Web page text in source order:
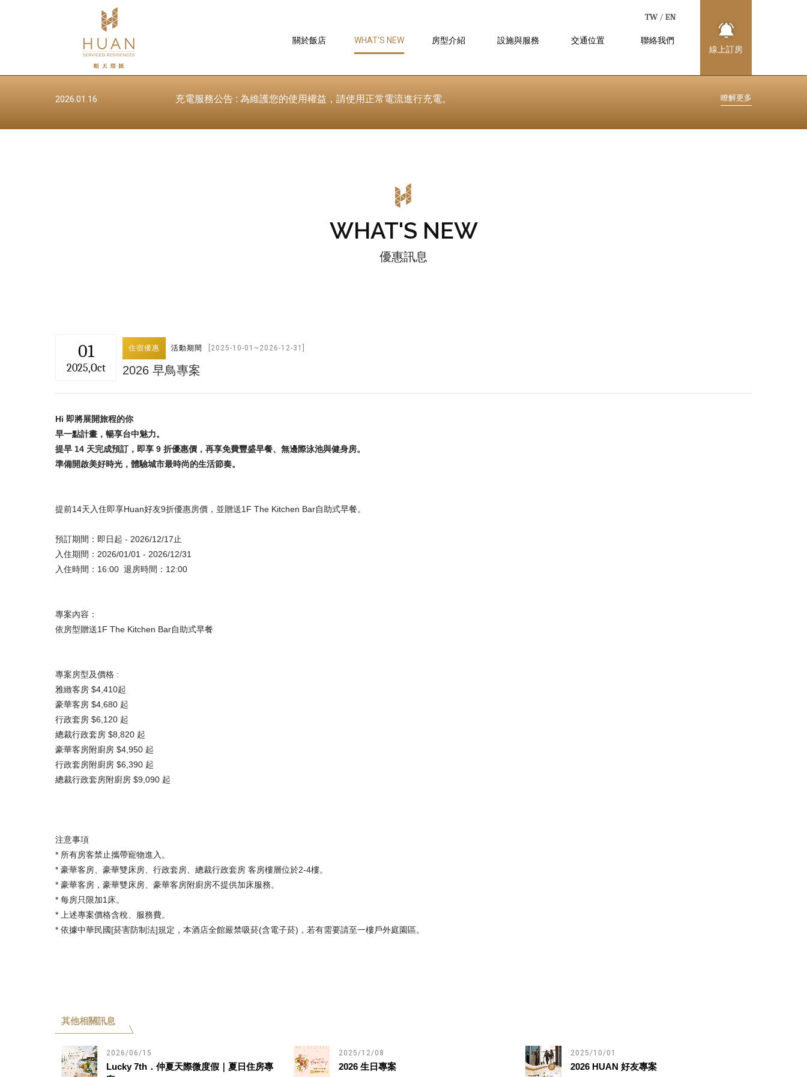
線 上訂房
TW/ EN
關於飯店 WHAT'S NEW 房型介紹 設施與服務 交通位置 聯絡我們
2026.01.16 充電服務公告 : 為維護您的使用權益，請使用正常電流進行充電。 瞭解更多
WHAT'S NEW
優惠訊息
01
2025,Oct
住宿優惠 活動期間 [2025-10-01~2026-12-31]
2026 早鳥專案
Hi 即將展開旅程的你
早一點計畫，暢享台中魅力。
提早 14 天完成預訂，即享 9 折優惠價，再享免費豐盛早餐、無邊際泳池與健身房。
準備開啟美好時光 ，體驗城市最時尚的生活節奏。
提前14天入住即享Huan好友9折優惠房價，並贈送1F The Kitchen Bar自助式早餐。
預訂期間：即日起 - 2026/12/17止
入住期間：2026/01/01 - 2026/12/31
入住時間：16:00 退房時間：12:00
專案內容：
依房型贈送1F The Kitchen Bar自助式早餐
專案房型及價格 :
雅緻客房 $4,410起
豪華客房 $4,680 起
行政套房 $6,120 起
總裁行政套房 $8,820 起
豪華客房附廚房 $4,950 起
行政套房附廚房 $6,390 起
總裁行政套房附廚房 $9,090 起
注意事項
* 所有房客禁止攜帶寵物進入。
* 豪華客房、豪華雙床房、行政套房、總裁行政套房 客房樓層位於2-4樓。
* 豪華客房，豪華雙床房、豪華客房附廚房不提供加床服務。
* 每房只限加1床。
* 上述專案價格含稅、服務費。
* 依據中華民國[菸害防制法]規定，本酒店全館嚴禁吸菸(含電子菸)，若有需要請至一樓戶外庭園區。
其他相關訊息
2026/06/15
Lucky 7th．仲夏天際微度假｜夏日住房專
2025/12/08
2026 生日專案
2025/10/01
2026 HUAN 好友專案